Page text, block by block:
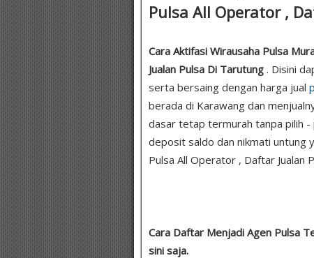
Pulsa All Operator ,
Cara Aktifasi Wirausaha Pulsa
Jualan Pulsa Di Tarutung . Disini
serta bersaing dengan harga jual
berada di Karawang dan
dasar tetap termurah tanpa pilih -
deposit saldo dan nikmati untung
Pulsa All Operator , Daftar Jualan
Cara Daftar Menjadi Agen Pulsa
sini saja.